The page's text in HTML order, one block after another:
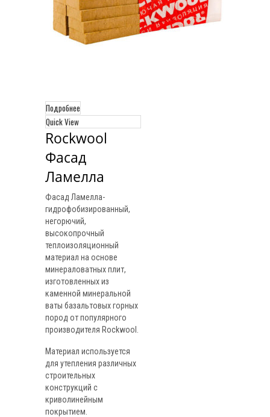
Подробнее
Quick View
Rockwool
Фасад
Ламелла
Фасад Ламелла-
гидрофобизированный,
негорючий,
высокопрочный
теплоизоляционный
материал на основе
минераловатных плит,
изготовленных из
каменной минеральной
ваты базальтовых горных
пород от популярного
производителя Rockwool.
Материал используется
для утепления различных
строительных
конструкций с
криволинейным
покрытием.